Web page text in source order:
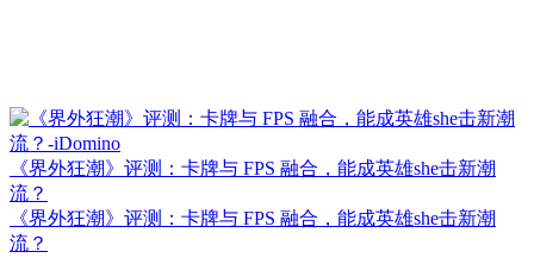
《界外狂潮》评测：卡牌与 FPS 融合，能成英雄she击新潮
流？
《界外狂潮》评测：卡牌与 FPS 融合，能成英雄she击新潮
流？